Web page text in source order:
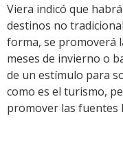
Viera indicó que
destinos no
forma, se promoverá
meses de invierno o
de un estímulo para
como es el turismo,
promover las fuentes